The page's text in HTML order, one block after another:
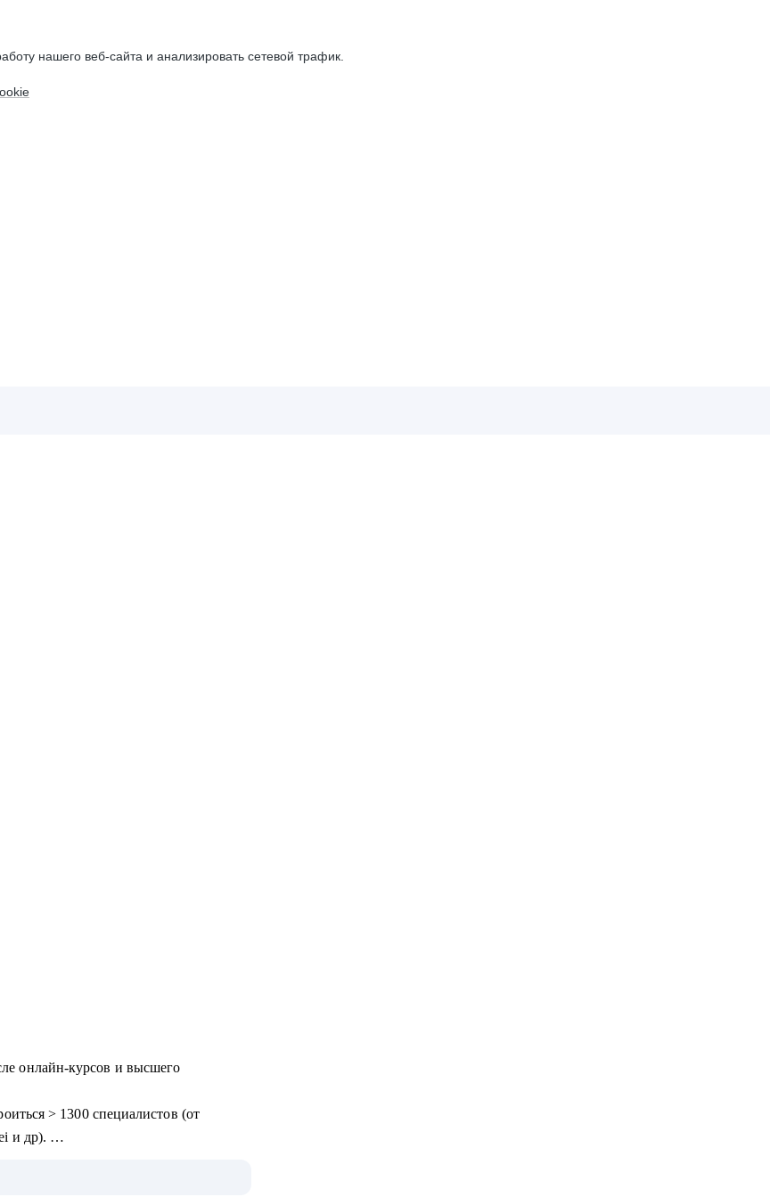
нашего веб-сайта и анализировать сетевой трафик.
онлайн-курсов и высшего
> 1300 специалистов (от
и др).
Производство).